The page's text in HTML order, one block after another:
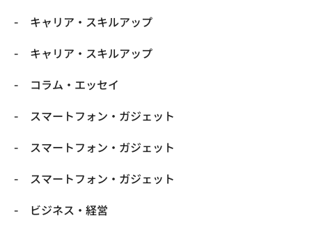
キャリア・スキルアップ
キャリア・スキルアップ
コラム・エッセイ
スマートフォン・ガジェット
スマートフォン・ガジェット
スマートフォン・ガジェット
ビジネス・経営